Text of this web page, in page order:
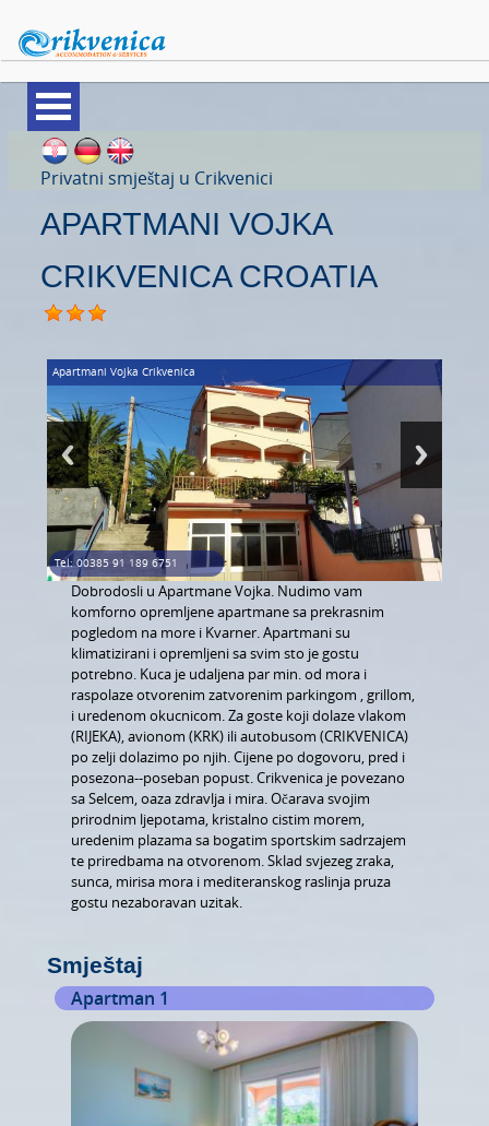
APARTMANI
SOBE
VILE
KUĆE ZA ODMOR
HRANA I PIĆE
TRGOVINE
LJEPOTA I ZDRAVLJE
AUTO MOTO
USLUGE
IZLETI
FOTOGRAFIJA I VIDEO SNIMANJE
Privatni smještaj u Crikvenici
APARTMANI VOJKA
CRIKVENICA CROATIA
Apartmani Vojka Crikvenica
Tel: 00385 91 189 6751
Dobrodosli u Apartmane Vojka. Nudimo vam
komforno opremljene apartmane sa prekrasnim
pogledom na more i Kvarner. Apartmani su
klimatizirani i opremljeni sa svim sto je gostu
potrebno. Kuca je udaljena par min. od mora i
raspolaze otvorenim zatvorenim parkingom , grillom,
i uredenom okucnicom. Za goste koji dolaze vlakom
(RIJEKA), avionom (KRK) ili autobusom (CRIKVENICA)
po zelji dolazimo po njih. Cijene po dogovoru, pred i
posezona--poseban popust. Crikvenica je povezano
sa Selcem, oaza zdravlja i mira. Očarava svojim
prirodnim ljepotama, kristalno cistim morem,
uredenim plazama sa bogatim sportskim sadrzajem
te priredbama na otvorenom. Sklad svjezeg zraka,
sunca, mirisa mora i mediteranskog raslinja pruza
gostu nezaboravan uzitak.
Smještaj
Apartman 1